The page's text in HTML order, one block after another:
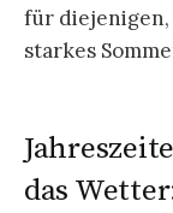
für
starkes
das